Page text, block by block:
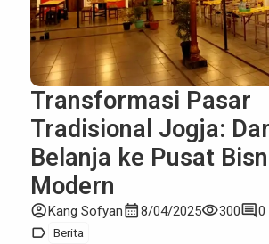
Transformasi Pasar
Tradisional Jogja:
Belanja ke Pusat
Modern
account_circleKang Sofyancalendar_month8/04/2025visibility300comment0
label Berita